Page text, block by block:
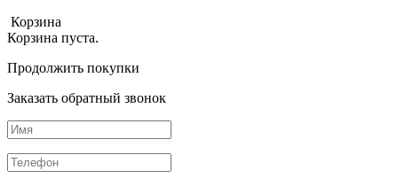
Корзина
Корзина пуста.
Продолжить покупки
Заказать обратный звонок